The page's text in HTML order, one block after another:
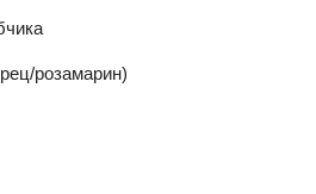
розамарин)